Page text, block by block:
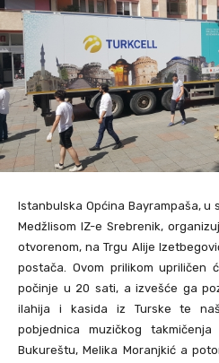
Istanbulska Općina Bayrampaša, u
Medžlisom IZ-e Srebrenik,
otvorenom, na Trgu Alije
postača. Ovom prilikom upriličen
počinje u 20 sati, a izvešće ga
ilahija i kasida iz Turske te
pobjednica muzičkog
Bukureštu, Melika Moranjkić a